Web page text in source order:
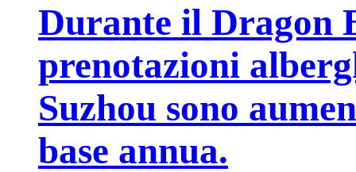
Durante il Dragon
prenotazioni
Suzhou sono
base annua.